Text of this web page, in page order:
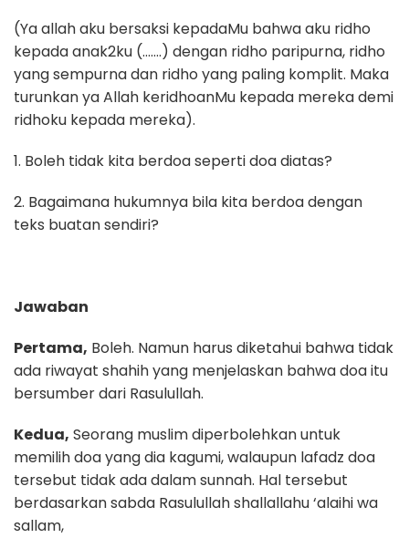
(Ya allah aku bersaksi kepadaMu bahwa aku ridho
kepada anak2ku (…….) dengan ridho paripurna, ridho
yang sempurna dan ridho yang paling komplit. Maka
turunkan ya Allah keridhoanMu kepada mereka demi
ridhoku kepada mereka).
1. Boleh tidak kita berdoa seperti doa diatas?
2. Bagaimana hukumnya bila kita berdoa dengan
teks buatan sendiri?
Jawaban
Pertama, Boleh. Namun harus diketahui bahwa tidak
ada riwayat shahih yang menjelaskan bahwa doa itu
bersumber dari Rasulullah.
Kedua, Seorang muslim diperbolehkan untuk
memilih doa yang dia kagumi, walaupun lafadz doa
tersebut tidak ada dalam sunnah. Hal tersebut
berdasarkan sabda Rasulullah shallallahu ‘alaihi wa
sallam,